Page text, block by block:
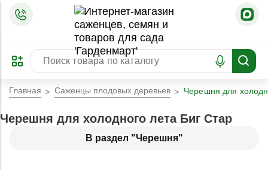
ПРЕДЗАКАЗ
ЗАБРОНИРОВАТЬ
ЛУЧШЕЕ
Главная Саженцы плодовых деревьев Черешня для
В раздел "Черешня"
Черешня для холодного лета Биг Стар